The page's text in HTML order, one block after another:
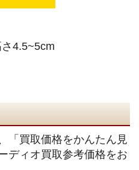
4.5~5cm
「買取価格をかんたん見
ディオ買取参考価格をお